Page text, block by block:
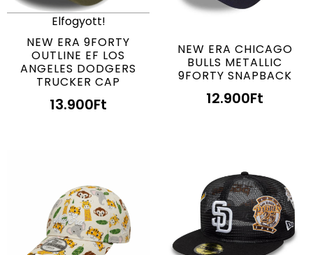
Elfogyott!
NEW ERA 9FORTY
OUTLINE EF LOS
ANGELES DODGERS
TRUCKER CAP
13.900Ft
NEW ERA CHICAGO
BULLS METALLIC
9FORTY SNAPBACK
12.900Ft